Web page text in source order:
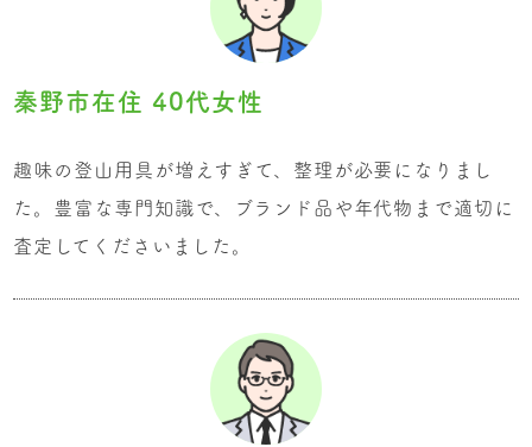
秦野市在住 40代女性
趣味の登山用具が増えすぎて、整理が必要になりまし
た。豊富な専門知識で、ブランド品や年代物まで適切に
査定してくださいました。